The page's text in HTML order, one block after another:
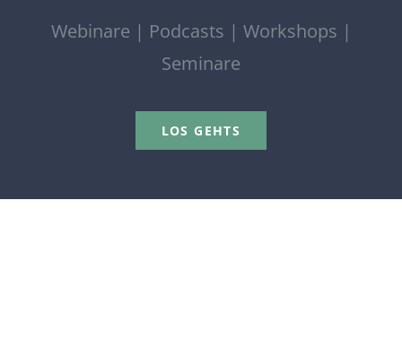
Webinare | Podcasts | Workshops |
Seminare
LOS GEHTS